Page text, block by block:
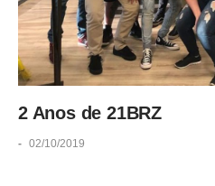
2 Anos de 21BRZ
- 02/10/2019